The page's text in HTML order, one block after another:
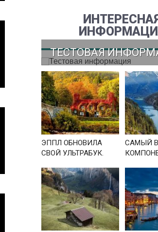
ИНТЕРЕСНАЯ
ТЕСТОВАЯ
ЭППЛ ОБНОВИЛА
СВОЙ УЛЬТРАБУК.
САМЫЙ